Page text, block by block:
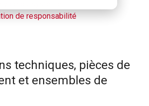
de responsabilité
techniques, pièces de
et ensembles de